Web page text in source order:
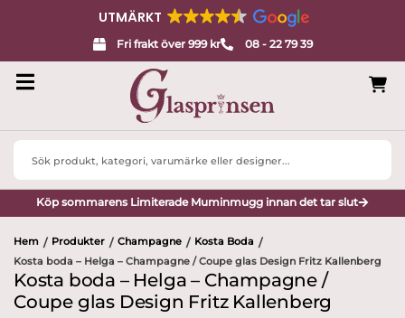
UTMÄRKT
Fri frakt över 999 kr 08 - 22 79 39
Search
Köp sommarens Limiterade Muminmugg innan det tar slut
Hem / Produkter / Champagne / Kosta Boda /
Kosta boda – Helga – Champagne / Coupe glas Design Fritz Kallenberg
Kosta boda – Helga – Champagne /
Coupe glas Design Fritz Kallenberg